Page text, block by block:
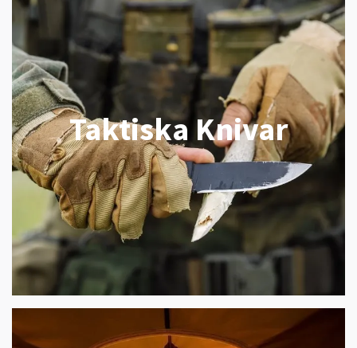
Taktiska Knivar